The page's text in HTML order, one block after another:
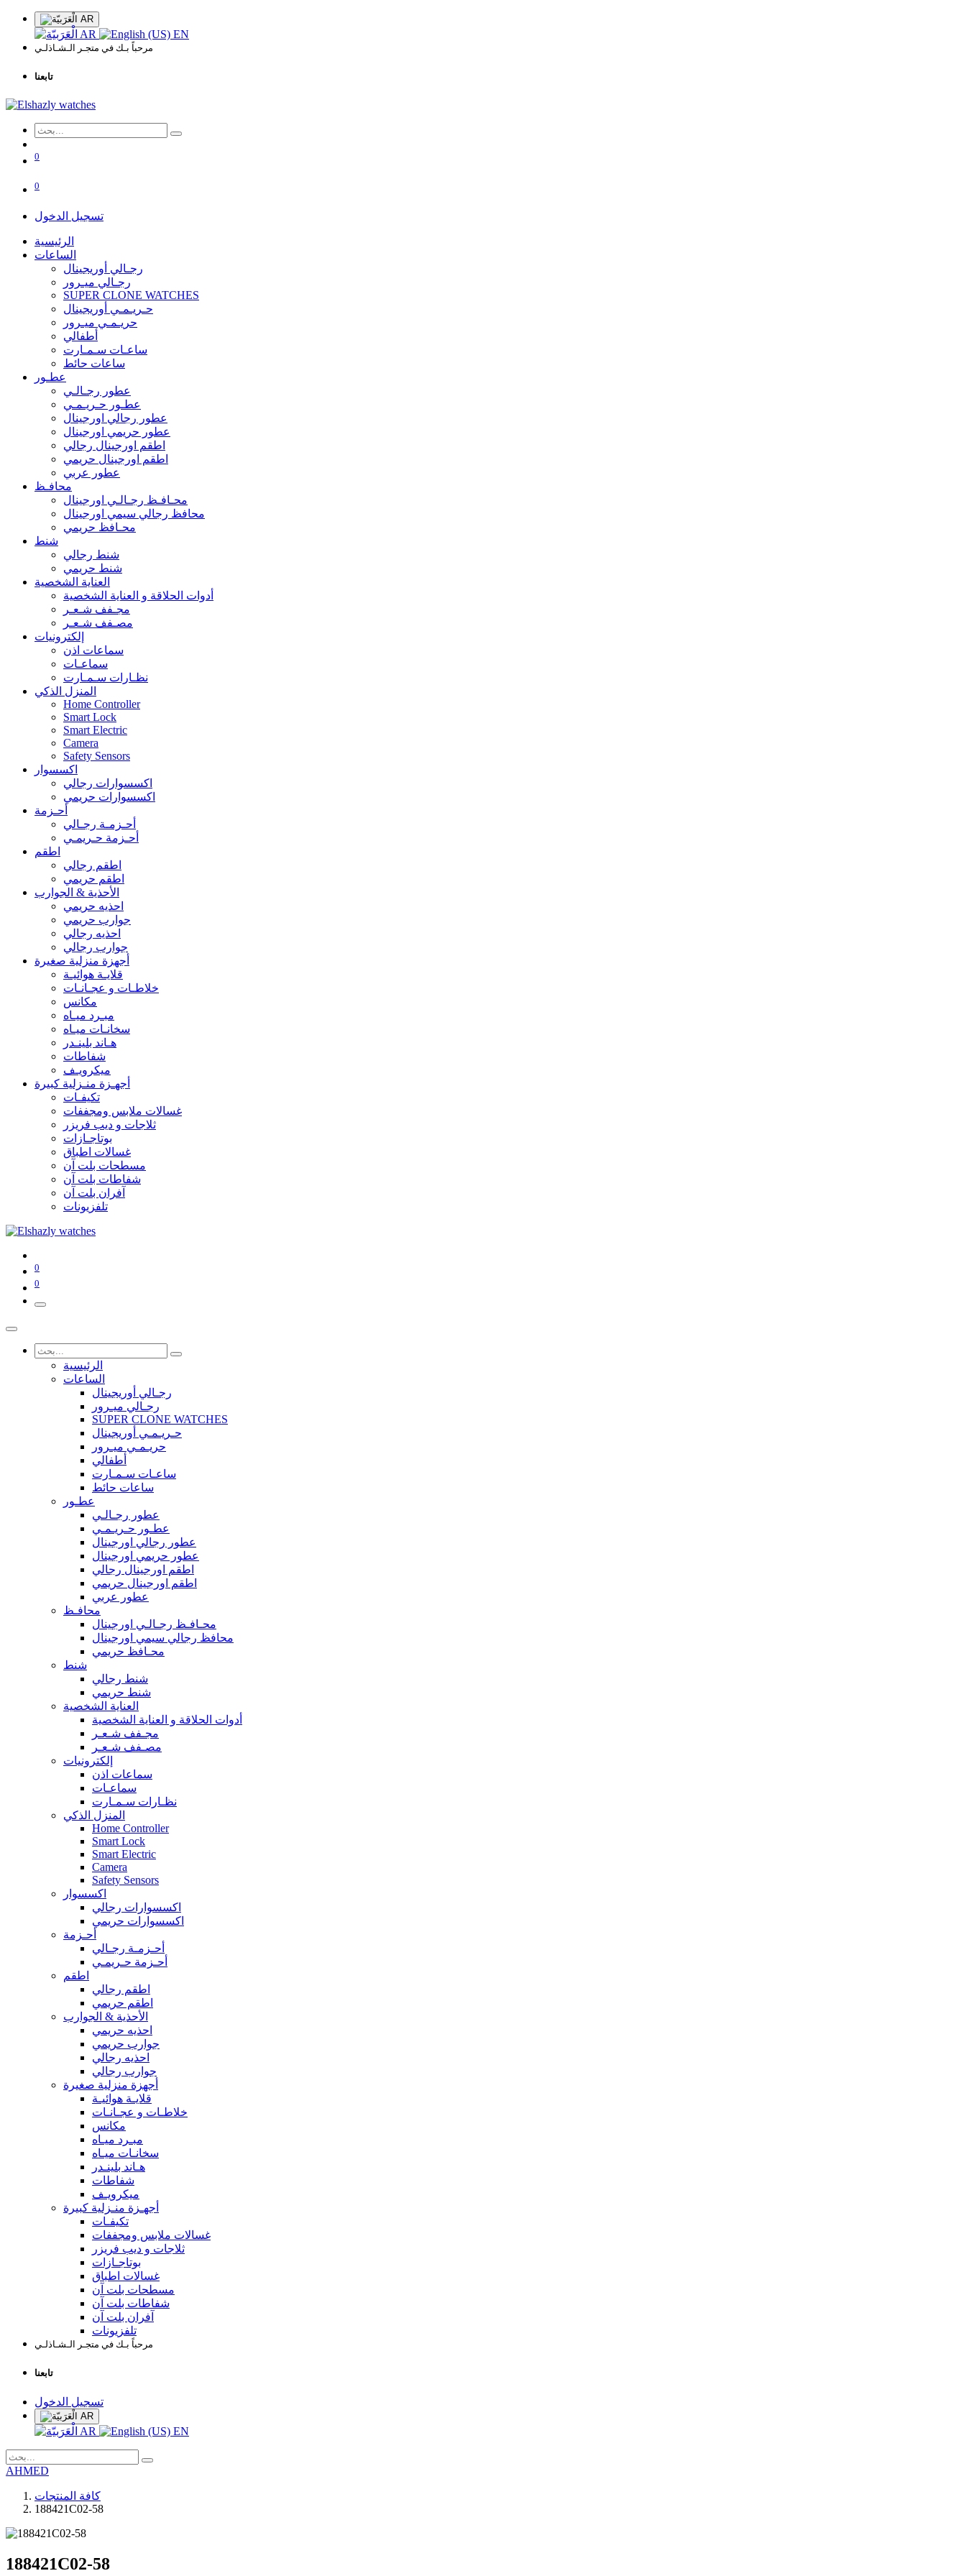
AR
AR EN
مرحباً بـك في متجـر الـشـاذلـي
تابعنا
0
0
تسجيل الدخول
الرئيسية
الساعات
رجـالي أوريجينال
رجـالي ميـرور
SUPER CLONE WATCHES
حـريـمـي أوريجينال
حريـمـي ميـرور
أطفالي
ساعـات سـمـارت
ساعات حائط
عطـور
عطور رجـالـي
عطـور حـريـمـي
عطور رجالي اورجينال
عطور حريمي اورجينال
اطقم اورجينال رجالي
اطقم اورجينال حريمي
عطور عربي
محافـظ
محـافـظ رجـالـي اورجينال
محافظ رجالي سيمي اورجينال
محـافظ حريمي
شنط
شنط رجالي
شنط حريمي
العناية الشخصية
أدوات الحلاقة و العناية الشخصية
مجـفف شـعـر
مصـفف شـعـر
إلكترونيات
سماعات اذن
سماعـات
نظـارات سـمـارت
المنزل الذكي
Home Controller
Smart Lock
Smart Electric
Camera
Safety Sensors
اكسسوار
اكسسوارات رجالي
اكسسوارات حريمي
أحـزمة
أحـزمـة رجـالي
أحـزمة حـريمـي
اطقم
اطقم رجالي
اطقم حريمي
الأحذية & الجوارب
احذيه حريمي
جوارب حريمي
احذيه رجالي
جوارب رجالي
أجهزة منزلية صغيرة
قلايـة هوائيـة
خلاطـات و عجـانـات
مكانس
مبـرد ميـاه
سخانـات ميـاه
هـاند بلينـدر
شفاطات
ميكرويـف
أجهـزة منـزلية كبيرة
تكيفـات
غسالات ملابس ومجففات
ثلاجات و ديب فريزر
بوتاجـازات
غسالات اطباق
مسطحات بلت آن
شفاطات بلت آن
آفران بلت آن
تلفزيونات
0
0
الرئيسية
الساعات
رجـالي أوريجينال
رجـالي ميـرور
SUPER CLONE WATCHES
حـريـمـي أوريجينال
حريـمـي ميـرور
أطفالي
ساعـات سـمـارت
ساعات حائط
عطـور
عطور رجـالـي
عطـور حـريـمـي
عطور رجالي اورجينال
عطور حريمي اورجينال
اطقم اورجينال رجالي
اطقم اورجينال حريمي
عطور عربي
محافـظ
محـافـظ رجـالـي اورجينال
محافظ رجالي سيمي اورجينال
محـافظ حريمي
شنط
شنط رجالي
شنط حريمي
العناية الشخصية
أدوات الحلاقة و العناية الشخصية
مجـفف شـعـر
مصـفف شـعـر
إلكترونيات
سماعات اذن
سماعـات
نظـارات سـمـارت
المنزل الذكي
Home Controller
Smart Lock
Smart Electric
Camera
Safety Sensors
اكسسوار
اكسسوارات رجالي
اكسسوارات حريمي
أحـزمة
أحـزمـة رجـالي
أحـزمة حـريمـي
اطقم
اطقم رجالي
اطقم حريمي
الأحذية & الجوارب
احذيه حريمي
جوارب حريمي
احذيه رجالي
جوارب رجالي
أجهزة منزلية صغيرة
قلايـة هوائيـة
خلاطـات و عجـانـات
مكانس
مبـرد ميـاه
سخانـات ميـاه
هـاند بلينـدر
شفاطات
ميكرويـف
أجهـزة منـزلية كبيرة
تكيفـات
غسالات ملابس ومجففات
ثلاجات و ديب فريزر
بوتاجـازات
غسالات اطباق
مسطحات بلت آن
شفاطات بلت آن
آفران بلت آن
تلفزيونات
مرحباً بـك في متجـر الـشـاذلـي
تابعنا
تسجيل الدخول
AR
AR EN
AHMED
كافة المنتجات
188421C02-58
188421C02-58